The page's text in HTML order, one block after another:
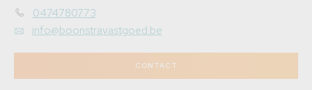
0474780773
info@boonstravastgoed.be
CONTACT